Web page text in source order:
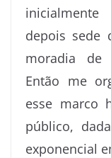
inicialmente
depois sede
moradia de
Então me
esse marco
público,
exponencial